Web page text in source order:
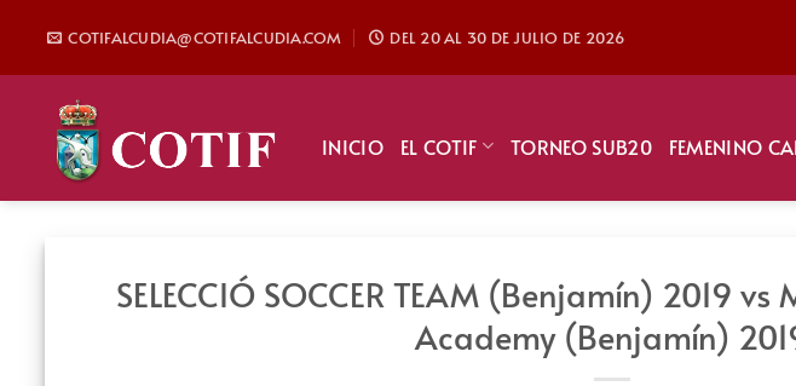
contenido
COTIFALCUDIA@COTIFALCUDIA.COM DEL 20 AL 30 DE JULIO DE 2026
INICIO EL COTIF TORNEO SUB20 FEMENINO
SELECCIÓ SOCCER TEAM (Benjamín) 2019
Academy (Benjamín)